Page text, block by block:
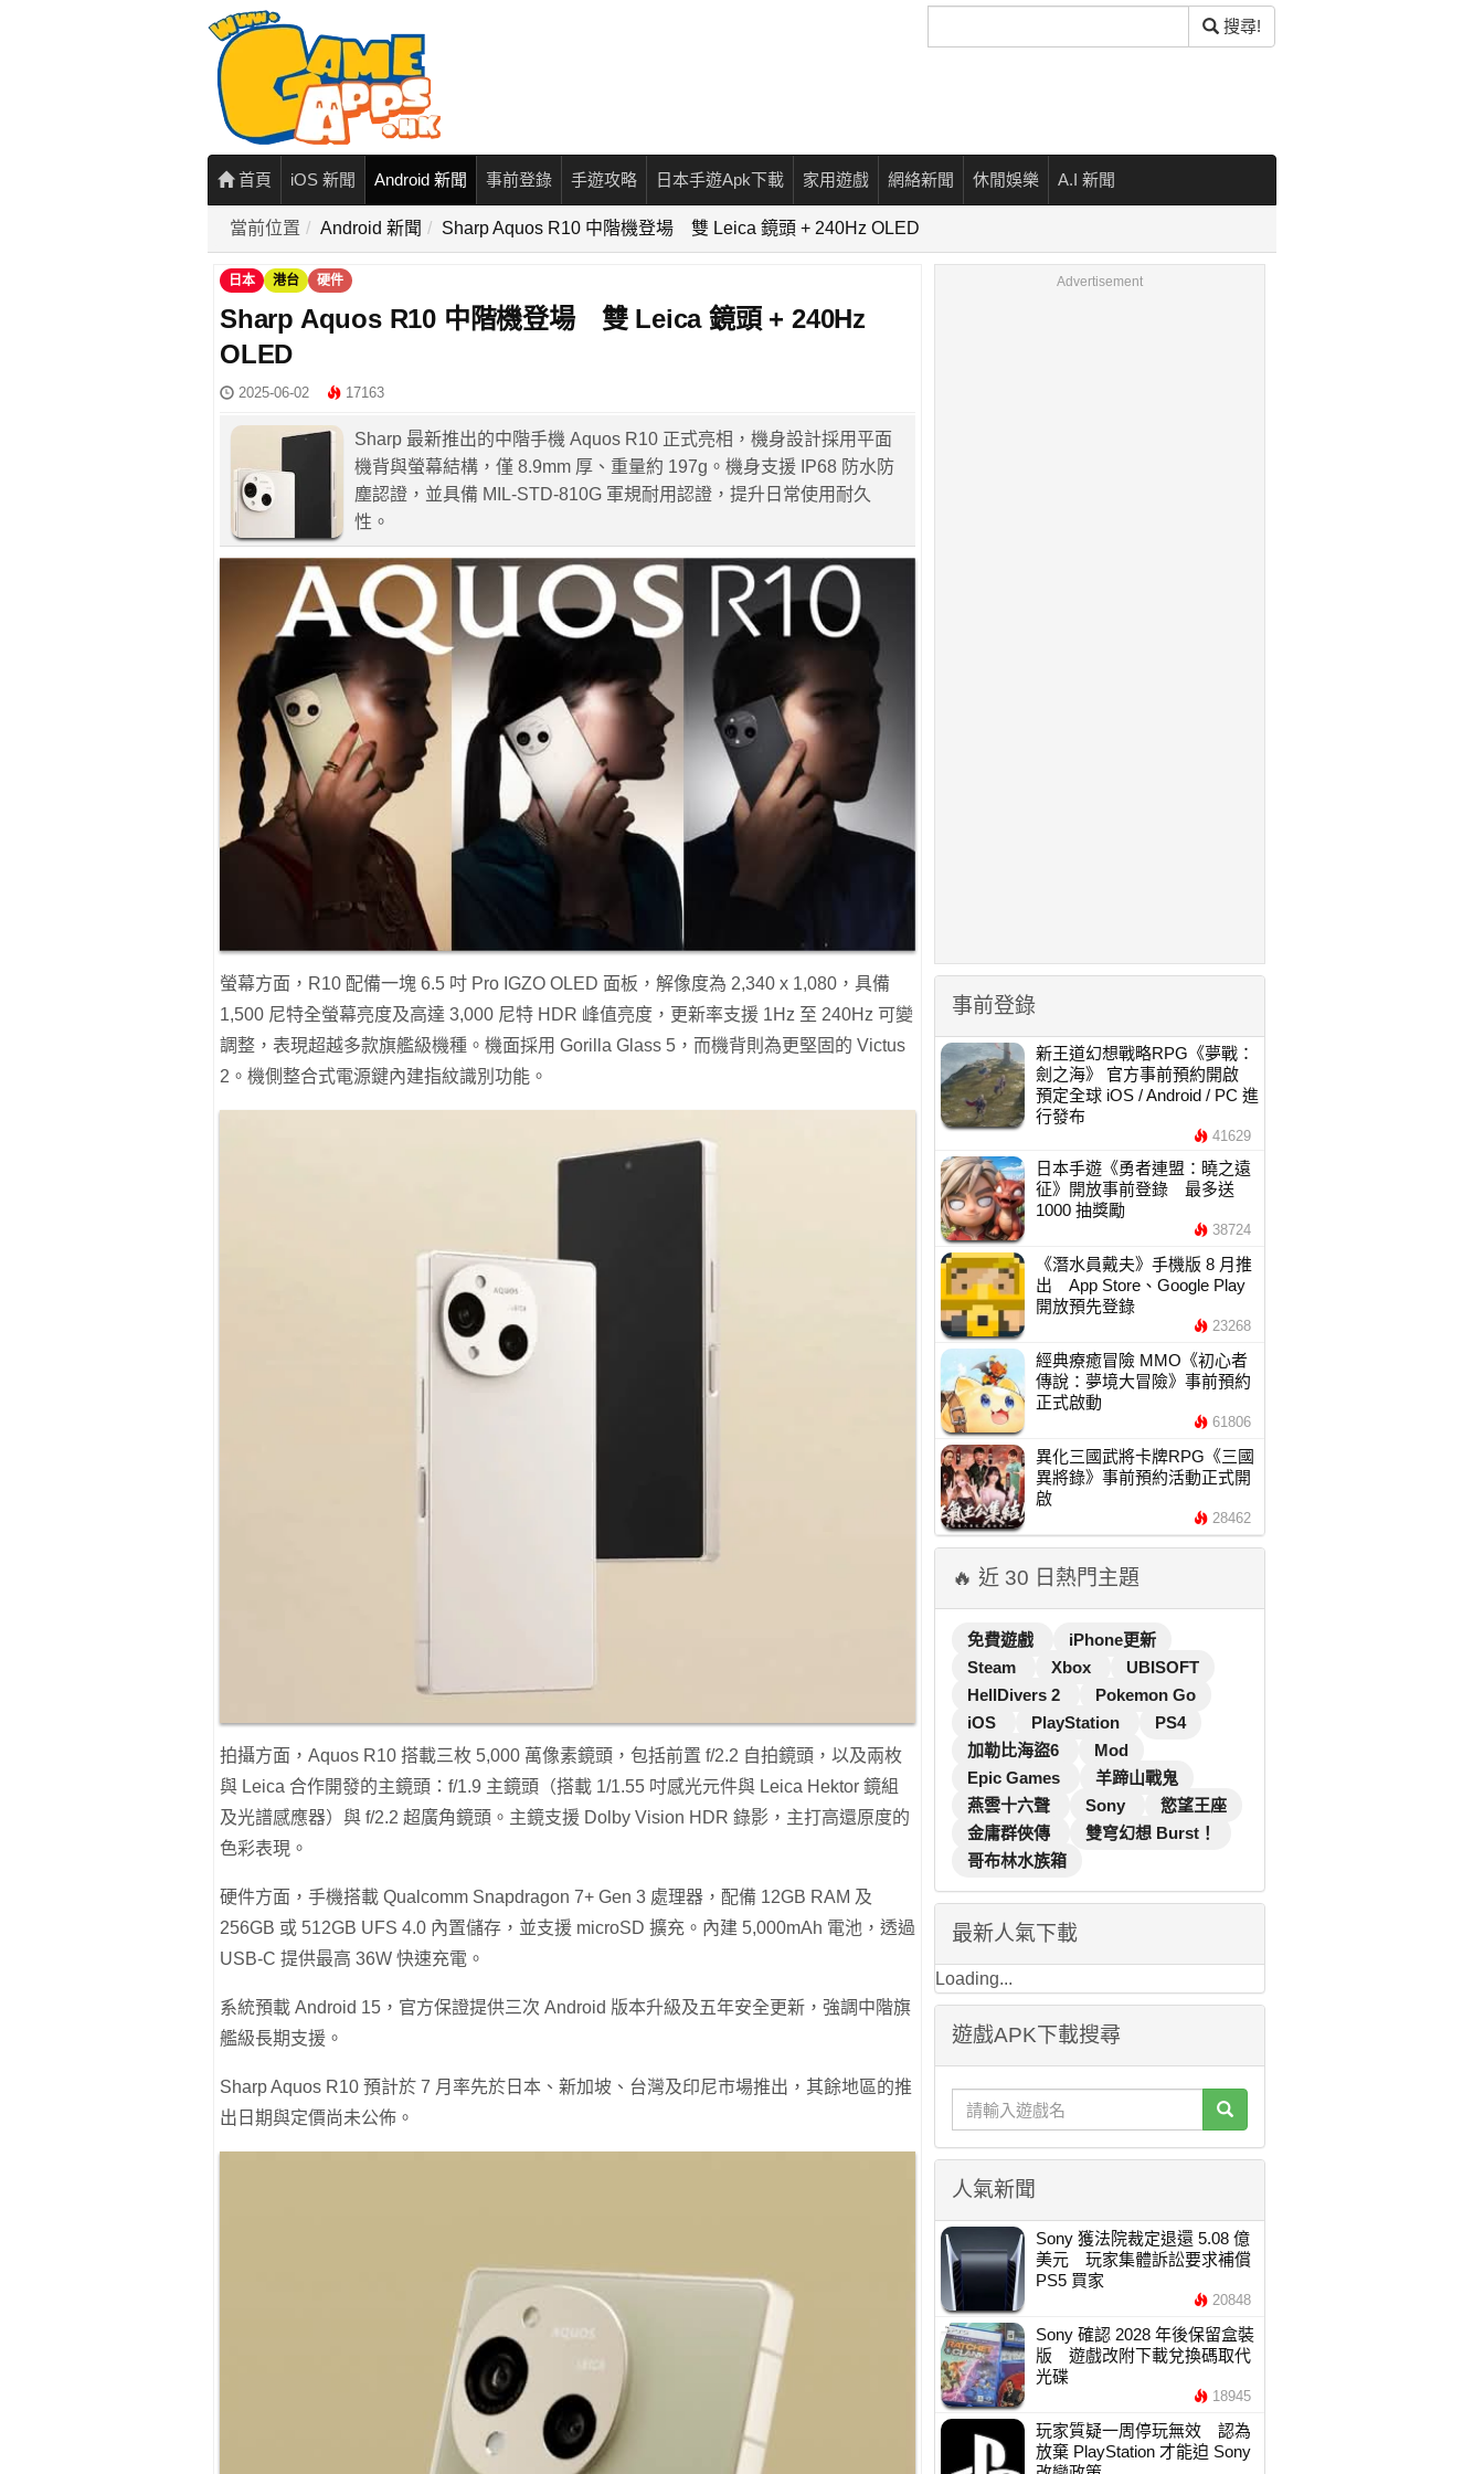
尋
搜尋!
首頁 iOS 新聞 Android 新聞 事前登錄 手遊攻略 日本手遊Apk下載 家用遊戲 網絡新聞 休閒娛樂 A.I 新聞
當前位置 Android 新聞 Sharp Aquos R10 中階機登場 雙 Leica 鏡頭 + 240Hz OLED
日本 港台 硬件
Sharp Aquos R10 中階機登場 雙 Leica 鏡頭 + 240Hz
OLED
2025-06-02 17163
Sharp 最新推出的中階手機 Aquos R10 正式亮相，機身設計採用平面
機背與螢幕結構，僅 8.9mm 厚、重量約 197g。機身支援 IP68 防水防
塵認證，並具備 MIL-STD-810G 軍規耐用認證，提升日常使用耐久
性。
螢幕方面，R10 配備一塊 6.5 吋 Pro IGZO OLED 面板，解像度為 2,340 x 1,080，具備
1,500 尼特全螢幕亮度及高達 3,000 尼特 HDR 峰值亮度，更新率支援 1Hz 至 240Hz 可變
調整，表現超越多款旗艦級機種。機面採用 Gorilla Glass 5，而機背則為更堅固的 Victus
2。機側整合式電源鍵內建指紋識別功能。
拍攝方面，Aquos R10 搭載三枚 5,000 萬像素鏡頭，包括前置 f/2.2 自拍鏡頭，以及兩枚
與 Leica 合作開發的主鏡頭：f/1.9 主鏡頭（搭載 1/1.55 吋感光元件與 Leica Hektor 鏡組
及光譜感應器）與 f/2.2 超廣角鏡頭。主鏡支援 Dolby Vision HDR 錄影，主打高還原度的
色彩表現。
硬件方面，手機搭載 Qualcomm Snapdragon 7+ Gen 3 處理器，配備 12GB RAM 及
256GB 或 512GB UFS 4.0 內置儲存，並支援 microSD 擴充。內建 5,000mAh 電池，透過
USB-C 提供最高 36W 快速充電。
系統預載 Android 15，官方保證提供三次 Android 版本升級及五年安全更新，強調中階旗
艦級長期支援。
Sharp Aquos R10 預計於 7 月率先於日本、新加坡、台灣及印尼市場推出，其餘地區的推
出日期與定價尚未公佈。
Advertisement
事前登錄
新王道幻想戰略RPG《夢戰：
劍之海》 官方事前預約開啟
預定全球 iOS / Android / PC 進
行發布
41629
日本手遊《勇者連盟：曉之遠
征》開放事前登錄 最多送
1000 抽獎勵
38724
《潛水員戴夫》手機版 8 月推
出 App Store、Google Play
開放預先登錄
23268
經典療癒冒險 MMO《初心者
傳說：夢境大冒險》事前預約
正式啟動
61806
異化三國武將卡牌RPG《三國
異將錄》事前預約活動正式開
啟
28462
🔥 近 30 日熱門主題
免費遊戲
iPhone更新
Steam
Xbox
UBISOFT
HellDivers 2
Pokemon Go
iOS
PlayStation
PS4
加勒比海盜6
Mod
Epic Games
羊蹄山戰鬼
燕雲十六聲
Sony
慾望王座
金庸群俠傳
雙穹幻想 Burst！
哥布林水族箱
最新人氣下載
Loading...
遊戲APK下載搜尋
人氣新聞
Sony 獲法院裁定退還 5.08 億
美元 玩家集體訴訟要求補償
PS5 買家
20848
Sony 確認 2028 年後保留盒裝
版 遊戲改附下載兌換碼取代
光碟
18945
玩家質疑一周停玩無效 認為
放棄 PlayStation 才能迫 Sony